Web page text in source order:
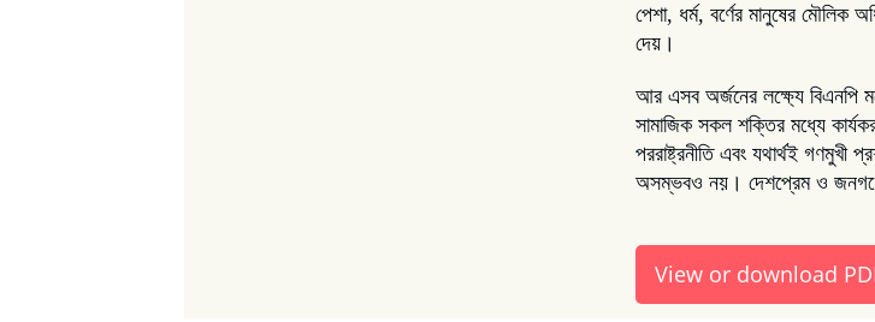
পেশা, ধর্ম, বর্ণের মানুষের মৌলিক
দেয়।
আর এসব অর্জনের লক্ষ্যে বিএনপি
সামাজিক সকল শক্তির মধ্যে
পররাষ্ট্রনীতি এবং যথার্থই
অসম্ভবও নয়। দেশপ্রেম ও
View or download